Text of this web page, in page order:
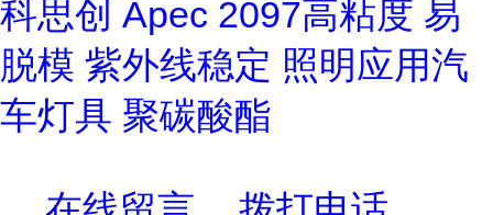
科思创 Apec 2097高粘度 易
脱模 紫外线稳定 照明应用汽
车灯具 聚碳酸酯